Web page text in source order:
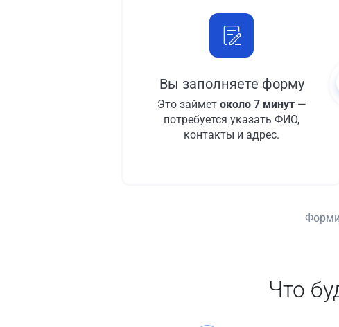
Вы заполняете форму
Это займет около 7 минут—
потребуется указать ФИО,
контакты и адрес.
Что